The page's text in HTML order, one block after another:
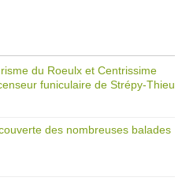
du Roeulx et Centrissime
funiculaire de Strépy-Thieu
des nombreuses balades